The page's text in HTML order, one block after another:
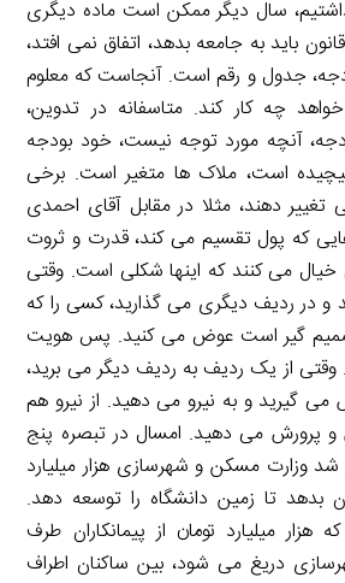
داشتیم، سال دیگر ممکن است ماده دیگری
باید به جامعه بدهد، اتفاق نمی افتد،
جدول و رقم است. آنجاست که معلوم
چه کار کند. متاسفانه در تدوین،
آنچه مورد توجه نیست، خود بودجه
است، ملاک ها متغیر است. برخی
دهند، مثلا در مقابل آقای احمدی
که پول تقسیم می کند، قدرت و ثروت
می کنند که اینها شکلی است. وقتی
و در ردیف دیگری می گذارید، کسی را که
گیر است عوض می کنید. پس هویت
وقتی از یک ردیف به ردیف دیگر می برید،
می گیرید و به نیرو می دهید. از نیرو هم
پرورش می دهید. امسال در تبصره پنج
شد وزارت مسکن و شهرسازی هزار میلیارد
بدهد تا زمین دانشگاه را توسعه دهد.
میلیارد تومان از پیمانکاران طرف
دریغ می شود، بین ساکنان اطراف